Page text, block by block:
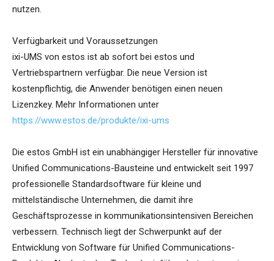
nutzen.
Verfügbarkeit und Voraussetzungen
ixi-UMS von estos ist ab sofort bei estos und
Vertriebspartnern verfügbar. Die neue Version ist
kostenpflichtig, die Anwender benötigen einen neuen
Lizenzkey. Mehr Informationen unter
https://www.estos.de/produkte/ixi-ums
Die estos GmbH ist ein unabhängiger Hersteller für innovative
Unified Communications-Bausteine und entwickelt seit 1997
professionelle Standardsoftware für kleine und
mittelständische Unternehmen, die damit ihre
Geschäftsprozesse in kommunikationsintensiven Bereichen
verbessern. Technisch liegt der Schwerpunkt auf der
Entwicklung von Software für Unified Communications-